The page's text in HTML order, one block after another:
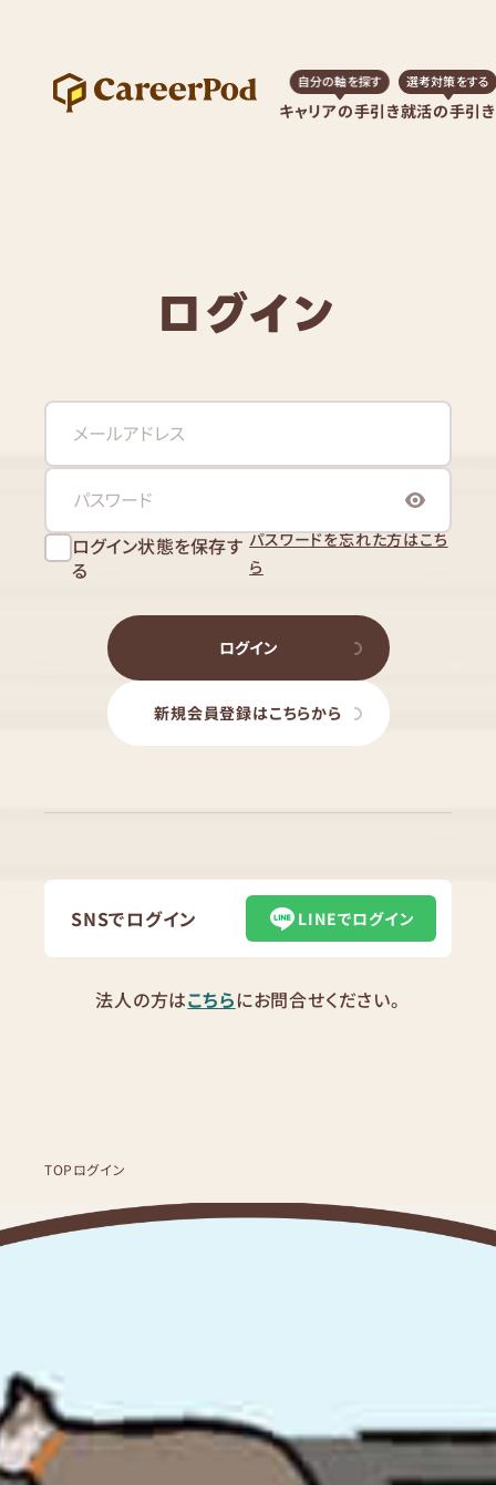
キャリアの手引き
自分の軸を探す
就活の手引き
選考対策をする
ログイン
ログイン状態を保存す
る
パスワードを忘れた方はこち
ら
ログイン
新規会員登録はこちらから
SNSでログイン LINEでログイン
法人の方はこちらにお問合せください。
TOPログイン